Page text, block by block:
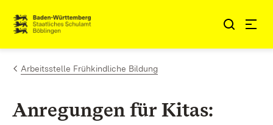
Zum Inhalt springen
Link zur Startseite
Arbeitsstelle Frühkindliche Bildung
Anregungen für Kitas: